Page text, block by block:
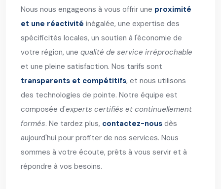
Nous nous engageons à vous offrir une proximité
et une réactivité inégalée, une expertise des
spécificités locales, un soutien à l'économie de
votre région, une qualité de service irréprochable
et une pleine satisfaction. Nos tarifs sont
transparents et compétitifs, et nous utilisons
des technologies de pointe. Notre équipe est
composée d'experts certifiés et continuellement
formés. Ne tardez plus, contactez-nous dès
aujourd'hui pour profiter de nos services. Nous
sommes à votre écoute, prêts à vous servir et à
répondre à vos besoins.